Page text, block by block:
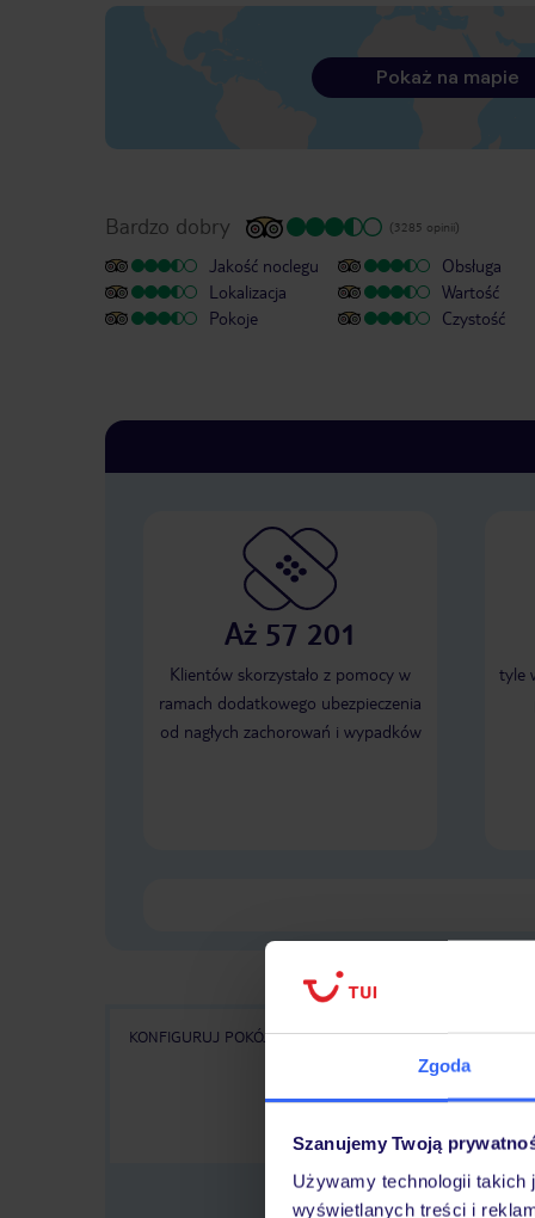
Zgoda
Szanujemy Twoją
Używamy technologii
wyświetlanych treści i
Pokaż na mapie
Bardzo dobry (3285 opinii)
Jakość noclegu
Lokalizacja
Pokoje
Obsługa
Wartość
Czystość
Aż 57 201
Klientów skorzystało z pomocy w
ramach dodatkowego ubezpieczenia
od nagłych zachorowań i wypadków
tyle
KONFIGURUJ POKÓJ WSZYSTKIE OFERTY